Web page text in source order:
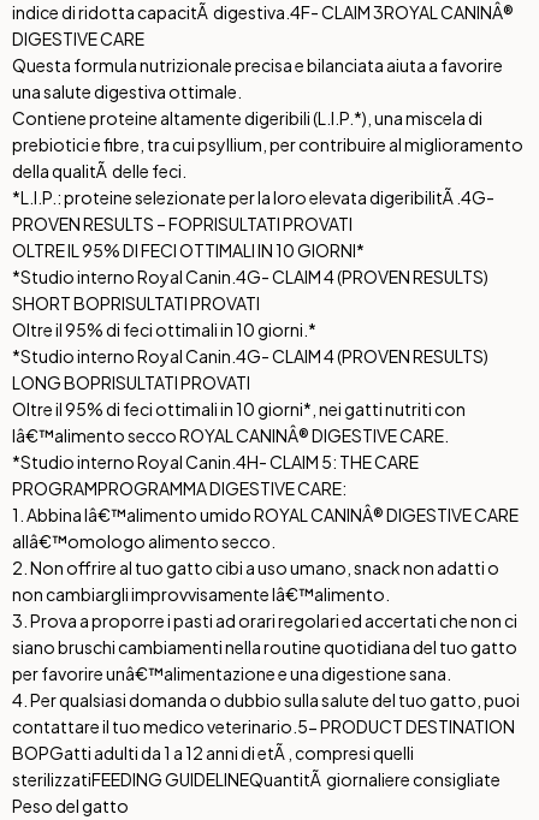
indice di ridotta capacitÃ digestiva. 4F- CLAIM 3ROYAL CANINÂ®
DIGESTIVE CARE
Questa formula nutrizionale precisa e bilanciata aiuta a favorire
una salute digestiva ottimale.
Contiene proteine altamente digeribili (L.I.P.*), una miscela di
prebiotici e fibre, tra cui psyllium, per contribuire al miglioramento
della qualitÃ delle feci.
*L.I.P.: proteine selezionate per la loro elevata digeribilitÃ . 4G-
PROVEN RESULTS – FOPRISULTATI PROVATI
OLTRE IL 95% DI FECI OTTIMALI IN 10 GIORNI*
*Studio interno Royal Canin. 4G- CLAIM 4 (PROVEN RESULTS)
SHORT BOPRISULTATI PROVATI
Oltre il 95% di feci ottimali in 10 giorni.*
*Studio interno Royal Canin. 4G- CLAIM 4 (PROVEN RESULTS)
LONG BOPRISULTATI PROVATI
Oltre il 95% di feci ottimali in 10 giorni*, nei gatti nutriti con
lâ€™alimento secco ROYAL CANINÂ® DIGESTIVE CARE.
*Studio interno Royal Canin. 4H- CLAIM 5: THE CARE
PROGRAMPROGRAMMA DIGESTIVE CARE:
1. Abbina lâ€™alimento umido ROYAL CANINÂ® DIGESTIVE CARE
allâ€™omologo alimento secco.
2. Non offrire al tuo gatto cibi a uso umano, snack non adatti o
non cambiargli improvvisamente lâ€™alimento.
3. Prova a proporre i pasti ad orari regolari ed accertati che non ci
siano bruschi cambiamenti nella routine quotidiana del tuo gatto
per favorire unâ€™alimentazione e una digestione sana.
4. Per qualsiasi domanda o dubbio sulla salute del tuo gatto, puoi
contattare il tuo medico veterinario. 5- PRODUCT DESTINATION
BOPGatti adulti da 1 a 12 anni di etÃ , compresi quelli
sterilizzatiFEEDING GUIDELINEQuantitÃ giornaliere consigliate
Peso del gatto